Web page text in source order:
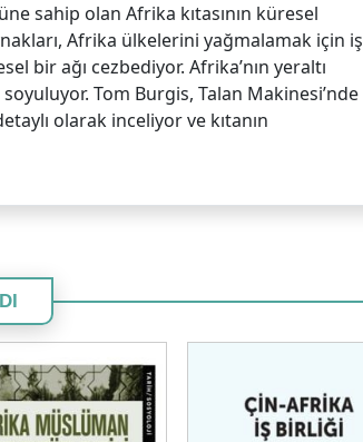
sahip olan Afrika kıtasının küresel
Afrika ülkelerini yağmalamak için iş
bir ağı cezbediyor. Afrika’nın yeraltı
Tom Burgis, Talan Makinesi’nde
olarak inceliyor ve kıtanın